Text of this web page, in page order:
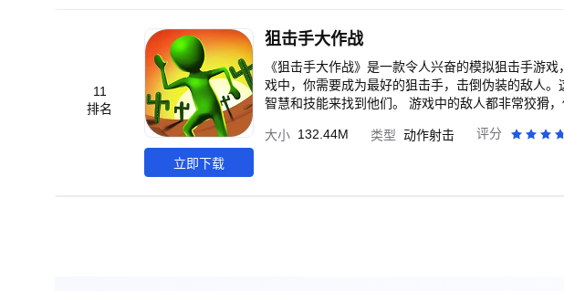
11
排名
立即下载
狙击手大作战
《狙击手大作战》是一款令人兴奋的模拟狙击手游
戏中，你需要成为最好的狙击手，击倒伪装的敌人
智慧和技能来找到他们。 游戏中的敌人都非常狡猾
中、山上或其他地方。你需要用你的狙击枪来发现他们并射击他们。 游戏特色： 1.真实物
大小 132.44M 类型 动作射击 评分